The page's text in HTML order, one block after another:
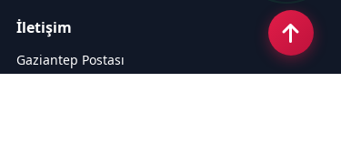
İletişim
Gaziantep Postası